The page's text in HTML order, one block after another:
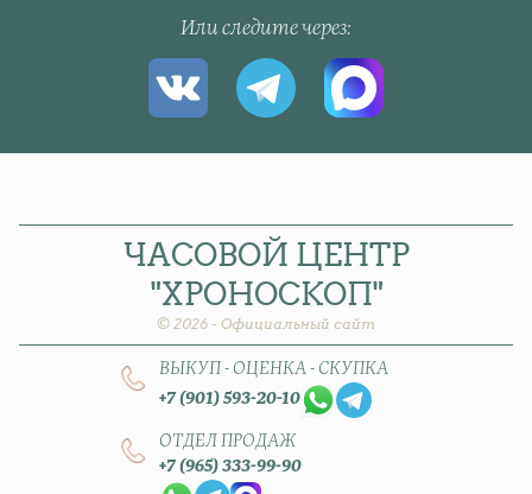
Или следите через
ЧАСОВОЙ ЦЕНТР
"ХРОНОСКОП"
© 2026 - Официальный сайт
ВЫКУП - ОЦЕНКА - СКУПКА
+7 (901) 593-20-10
ОТДЕЛ ПРОДАЖ
+7 (965) 333-99-90